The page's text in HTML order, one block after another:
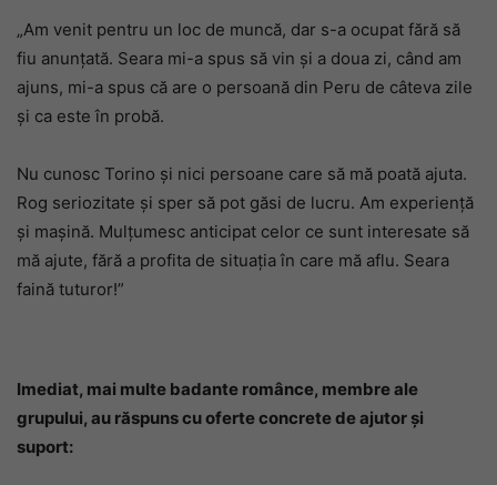
„Am venit pentru un loc de muncă, dar s-a ocupat fără să
fiu anunțată. Seara mi-a spus să vin și a doua zi, când am
ajuns, mi-a spus că are o persoană din Peru de câteva zile
și ca este în probă.
Nu cunosc Torino și nici persoane care să mă poată ajuta.
Rog seriozitate și sper să pot găsi de lucru. Am experiență
și mașină. Mulțumesc anticipat celor ce sunt interesate să
mă ajute, fără a profita de situația în care mă aflu. Seara
faină tuturor!”
Imediat, mai multe badante românce, membre ale
grupului, au răspuns cu oferte concrete de ajutor și
suport: